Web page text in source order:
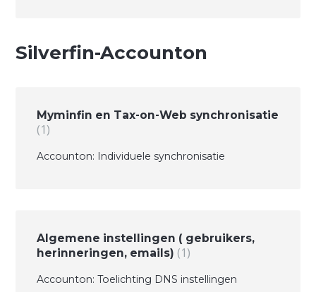
Silverfin-Accounton
Myminfin en Tax-on-Web synchronisatie
1
Accounton: Individuele synchronisatie
Algemene instellingen ( gebruikers,
herinneringen, emails)
1
Accounton: Toelichting DNS instellingen